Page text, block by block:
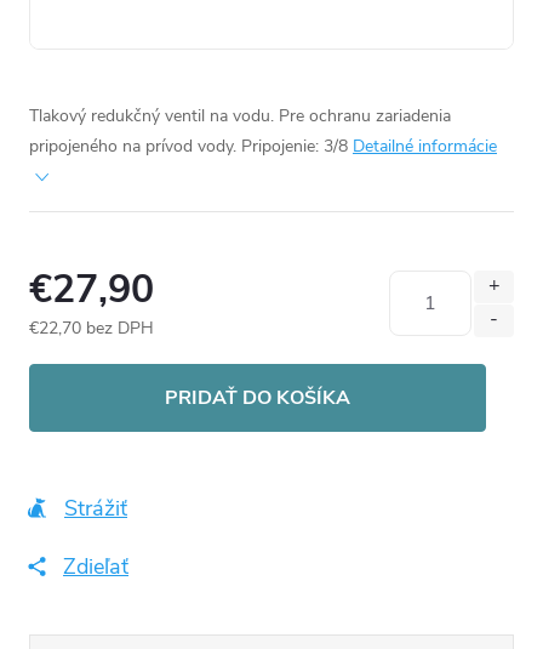
Tlakový redukčný ventil na vodu. Pre ochranu zariadenia
pripojeného na prívod vody. Pripojenie: 3/8 Detailné informácie
€27,90
€22,70 bez DPH
PRIDAŤ DO KOŠÍKA
Strážiť
Zdieľať